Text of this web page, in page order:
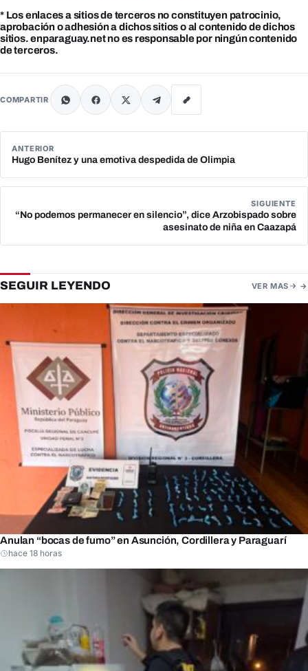
* Los enlaces a sitios de terceros no constituyen patrocinio,
aprobación o adhesión a dichos sitios o al contenido de dichos
sitios. enparaguay.net no es responsable por ningún contenido
de terceros.
COMPARTIR
ANTERIOR
Hugo Benítez y una emotiva despedida de Olimpia
SIGUIENTE
“No podemos permanecer en silencio”, dice Arzobispado sobre
asesinato de niña en Caazapá
SEGUIR LEYENDO VER MAS
Anulan “bocas de fumo” en Asunción, Cordillera y Paraguarí
hace 18 horas